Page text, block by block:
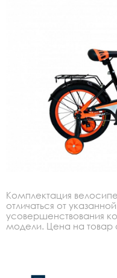
Комплектация
отличаться от
усовершенствования
модели. Цена на товар